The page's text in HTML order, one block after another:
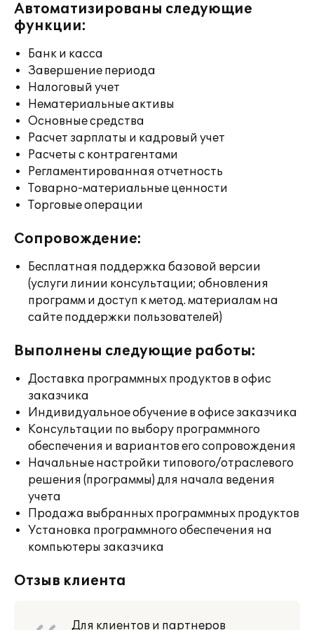
Автоматизированы следующие
функции:
Банк и касса
Завершение периода
Налоговый учет
Нематериальные активы
Основные средства
Расчет зарплаты и кадровый учет
Расчеты с контрагентами
Регламентированная отчетность
Товарно-материальные ценности
Торговые операции
Сопровождение:
Бесплатная поддержка базовой версии
(услуги линии консультации; обновления
программ и доступ к метод. материалам на
сайте поддержки пользователей)
Выполнены следующие работы:
Доставка программных продуктов в офис
заказчика
Индивидуальное обучение в офисе заказчика
Консультации по выбору программного
обеспечения и вариантов его сопровождения
Начальные настройки типового/отраслевого
решения (программы) для начала ведения
учета
Продажа выбранных программных продуктов
Установка программного обеспечения на
компьютеры заказчика
Отзыв клиента
Для клиентов и партнеров